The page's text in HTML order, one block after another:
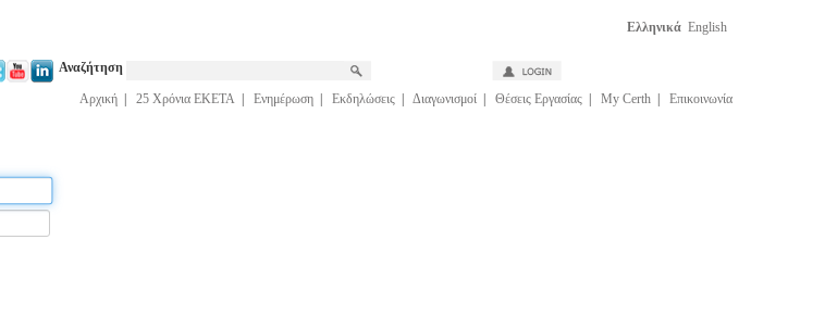
Ελληνικά English
Αναζήτηση
Αρχική| 25 Χρόνια ΕΚΕΤΑ| Ενημέρωση| Εκδηλώσεις| Διαγωνισμοί| Θέσεις Εργασίας| My Certh| Επικοινωνία